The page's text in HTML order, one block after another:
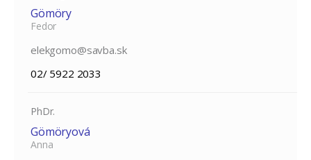
Gömöry
Fedor
elekgomo@savba.sk
02/ 5922 2033
PhDr.
Gömöryová
Anna